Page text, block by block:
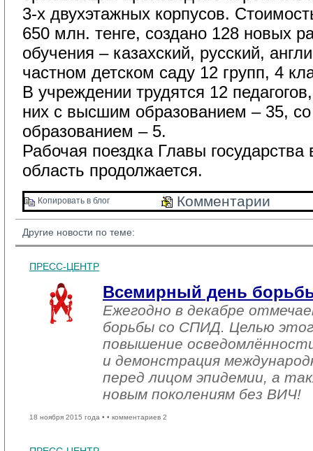
3-х двухэтажных корпусов.
650 млн. тенге, создано 128 новых
обучения – казахский, русский,
частном детском саду 12 групп, 4
В учреждении трудятся 12
них с высшим образованием – 35,
образованием – 5.
Рабочая поездка Главы
область продолжается.
Копировать в блог Комментарии
Другие новости по теме:
ПРЕСС-ЦЕНТР
Всемирный день
Ежегодно в декабре
борьбы со СПИД. Целью
повышение
и демонстрация
перед лицом эпидемии, а
новым поколениям без ВИЧ!
18 ноября 2015 года • • комментариев 2